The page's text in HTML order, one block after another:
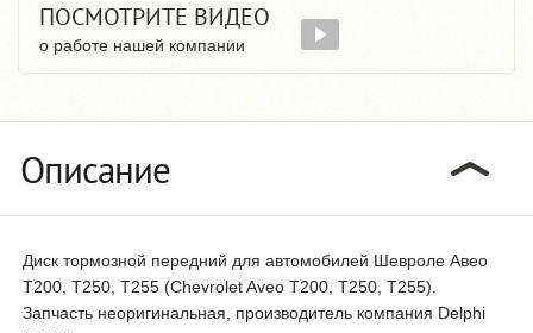
ПОСМОТРИТЕ ВИДЕО
о работе нашей компании
Описание
Диск тормозной передний для автомобилей Шевроле Авео
T200, T250, T255 (Chevrolet Aveo T200, T250, T255).
Запчасть неоригинальная, производитель компания Delphi